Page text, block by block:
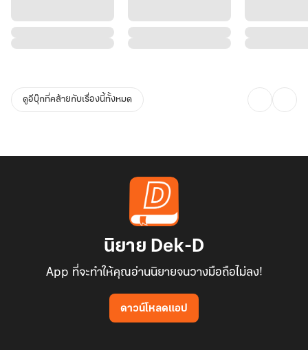
ยิ่งใหญ่เกินกว่าใครจะคาดคิด!
ตามหาหัวใจที่แหลกสลายกลับคืนมา
ร่วมเป็นพยานในบทพิสูจน์รักแท้ที่ต้องแลกมาด้วยน้ำตา คำโกหก และ
การเสียสละที่ยิ่งใหญ่ ใน "ราตรีของราชัน"
เพื่อเป็นการขอบคุณนักอ่านทุกท่านที่ให้การสนับสนุนเสมอมา ฉบับ E-
book นี้มีความพิเศษมากกว่าที่เคยอ่านในเว็บ ด้วย ตอนพิเศษใหม่ล่าสุด
ดูอีบุ๊กที่คล้ายกับเรื่องนี้ทั้งหมด
นิยาย Dek-D
App ที่จะทำให้คุณอ่านนิยายจนวางมือถือไม่ลง!
ดาวน์โหลดแอป